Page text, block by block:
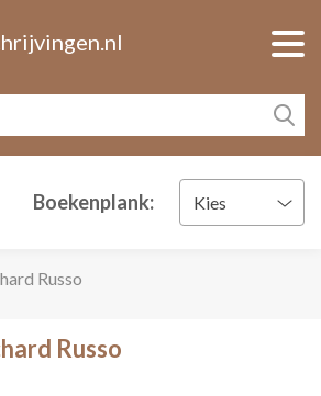
Boekenplank: Kies
Russo
Russo